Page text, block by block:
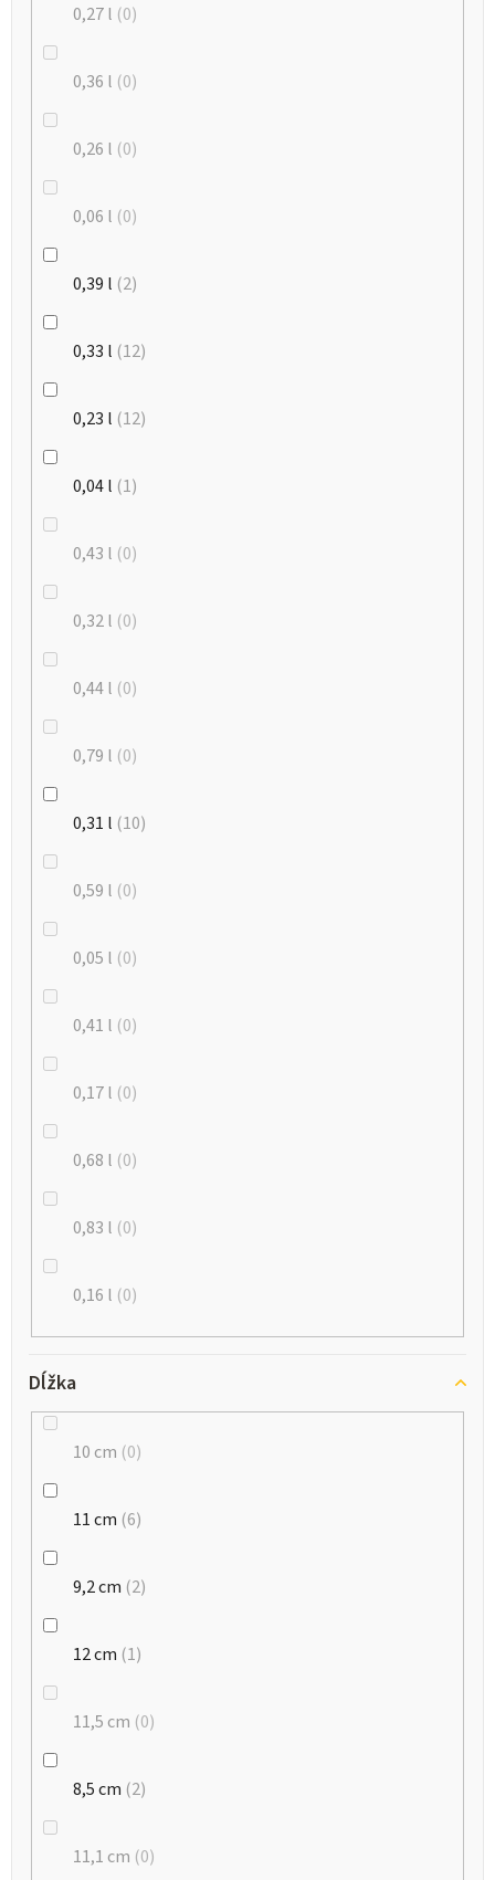
0,27 l 0
0,36 l 0
0,26 l 0
0,06 l 0
0,39 l 2
0,33 l 12
0,23 l 12
0,04 l 1
0,43 l 0
0,32 l 0
0,44 l 0
0,79 l 0
0,31 l 10
0,59 l 0
0,05 l 0
0,41 l 0
0,17 l 0
0,68 l 0
0,83 l 0
0,16 l 0
Dĺžka
10 cm 0
11 cm 6
9,2 cm 2
12 cm 1
11,5 cm 0
8,5 cm 2
11,1 cm 0